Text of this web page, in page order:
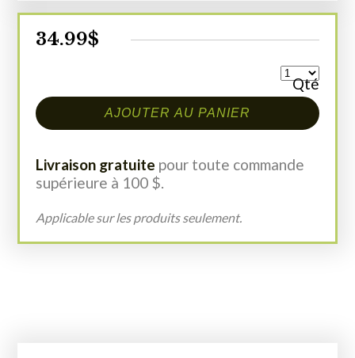
34.99$
Qté
AJOUTER AU PANIER
Livraison gratuite pour toute commande
supérieure à 100 $.
Applicable sur les produits seulement.